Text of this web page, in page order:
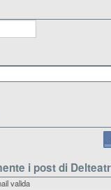
i post di
valida